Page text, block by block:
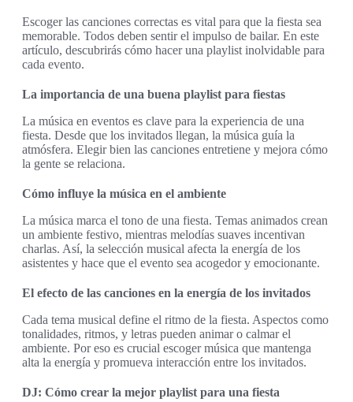
Escoger las canciones correctas es vital para que la fiesta sea
memorable. Todos deben sentir el impulso de bailar. En este
artículo, descubrirás cómo hacer una playlist inolvidable para
cada evento.
La importancia de una buena playlist para fiestas
La música en eventos es clave para la experiencia de una
fiesta. Desde que los invitados llegan, la música guía la
atmósfera. Elegir bien las canciones entretiene y mejora cómo
la gente se relaciona.
Cómo influye la música en el ambiente
La música marca el tono de una fiesta. Temas animados crean
un ambiente festivo, mientras melodías suaves incentivan
charlas. Así, la selección musical afecta la energía de los
asistentes y hace que el evento sea acogedor y emocionante.
El efecto de las canciones en la energía de los invitados
Cada tema musical define el ritmo de la fiesta. Aspectos como
tonalidades, ritmos, y letras pueden animar o calmar el
ambiente. Por eso es crucial escoger música que mantenga
alta la energía y promueva interacción entre los invitados.
DJ: Cómo crear la mejor playlist para una fiesta